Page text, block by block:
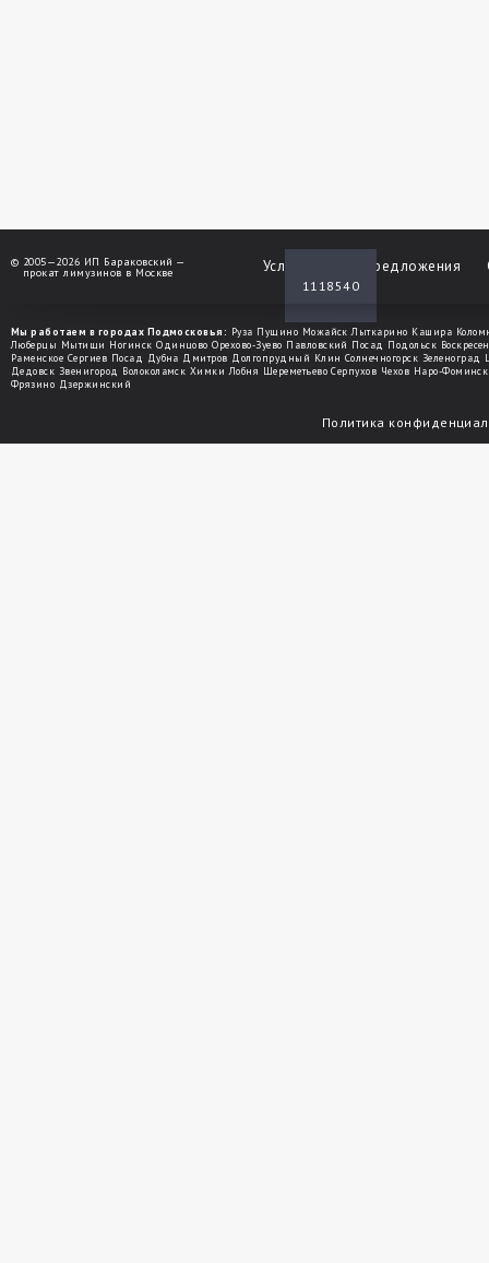
Услуги Спецпредложения
1118540
© 2005—2026 ИП Бараковский —
прокат лимузинов в Москве
Мы работаем в городах Подмосковья: Руза Пущино Можайск Лыткарино Кашира
Люберцы Мытищи Ногинск Одинцово Орехово-Зуево Павловский Посад Подольск
Раменское Сергиев Посад Дубна Дмитров Долгопрудный Клин Солнечногорск Зеленоград
Дедовск Звенигород Волоколамск Химки Лобня Шереметьево Серпухов Чехов Наро-Фоминск
Фрязино Дзержинский
Политика